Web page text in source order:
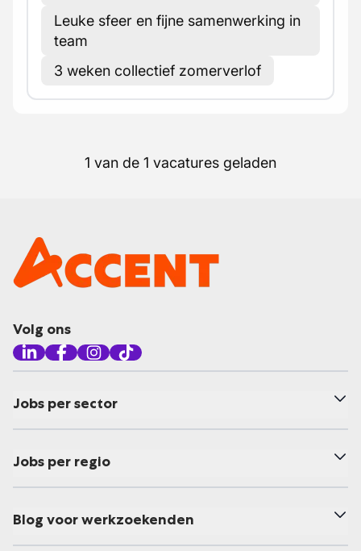
Leuke sfeer en fijne samenwerking in
team
3 weken collectief zomerverlof
1 van de 1 vacatures geladen
Volg ons
Jobs per sector
Jobs per regio
Blog voor werkzoekenden